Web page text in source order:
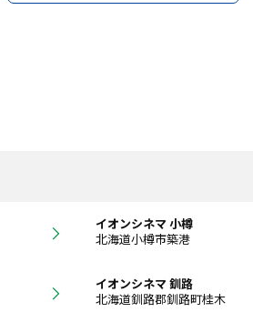
イオンシネマ 小樽
北海道小樽市築港
イオンシネマ 釧路
北海道釧路郡釧路町桂木